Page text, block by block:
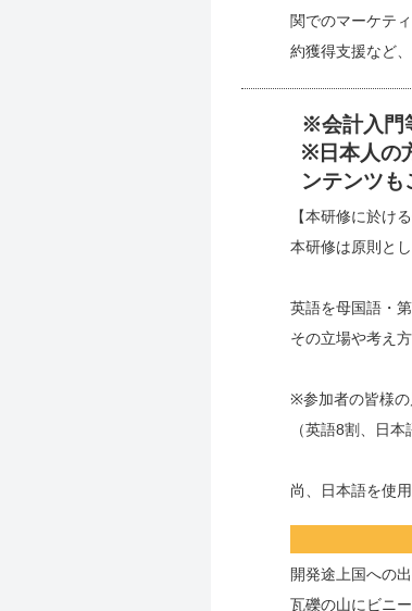
関でのマーケテ
約獲得支援など
※会計入門
※日本人の
ンテンツも
【本研修に於け
本研修は原則と
英語を母国語・
その立場や考え
※参加者の皆様の
（英語8割、日
尚、日本語を使
開発途上国への
瓦礫の山にビニ